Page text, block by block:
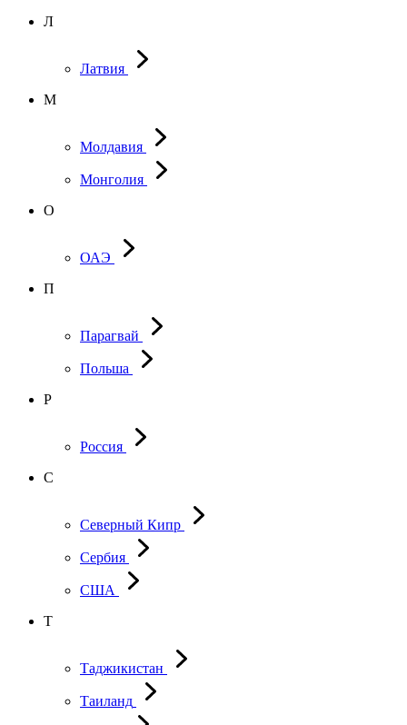
Л
Латвия
М
Молдавия
Монголия
О
ОАЭ
П
Парагвай
Польша
Р
Россия
С
Северный Кипр
Сербия
США
Т
Таджикистан
Таиланд